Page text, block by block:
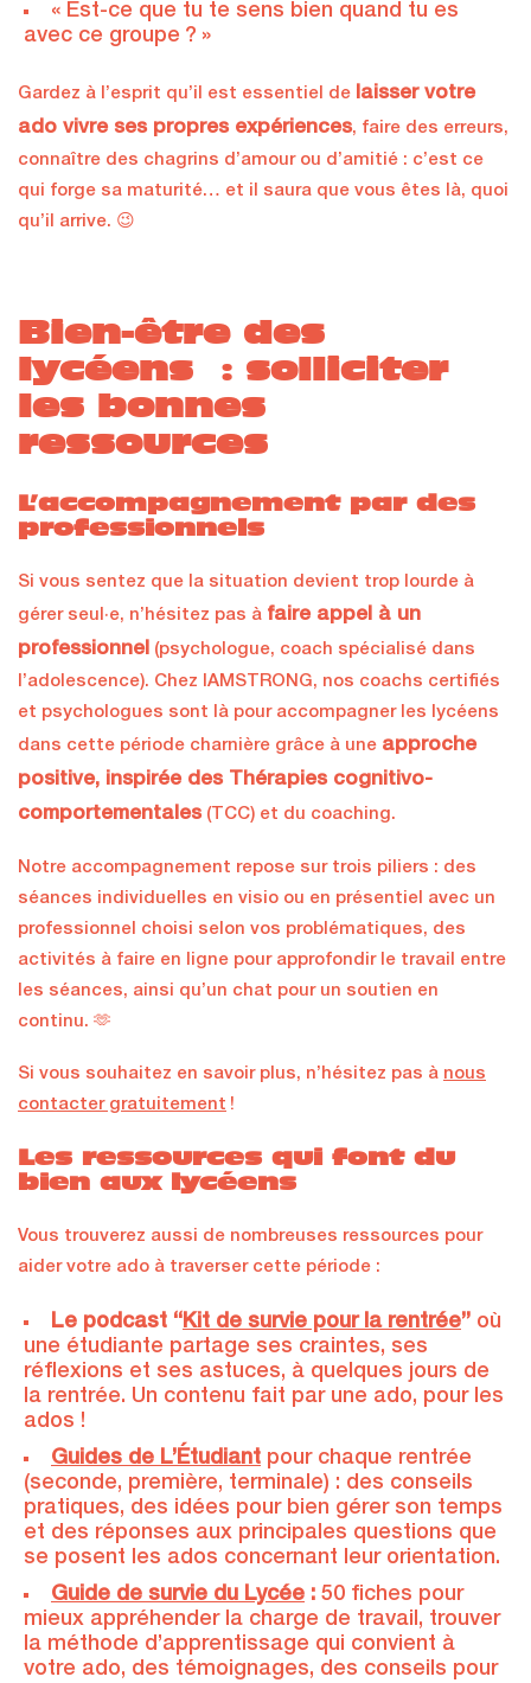
« Est-ce que tu te sens bien quand tu es
avec ce groupe ? »
Gardez à l’esprit qu’il est essentiel de laisser votre
ado vivre ses propres expériences, faire des erreurs,
connaître des chagrins d’amour ou d’amitié : c’est ce
qui forge sa maturité… et il saura que vous êtes là, quoi
qu’il arrive. 😉
Bien-être des
lycéens : solliciter
les bonnes
ressources
L’accompagnement par des
professionnels
Si vous sentez que la situation devient trop lourde à
gérer seul·e, n’hésitez pas à faire appel à un
professionnel (psychologue, coach spécialisé dans
l’adolescence). Chez IAMSTRONG, nos coachs certifiés
et psychologues sont là pour accompagner les lycéens
dans cette période charnière grâce à une approche
positive, inspirée des Thérapies cognitivo-
comportementales (TCC) et du coaching.
Notre accompagnement repose sur trois piliers : des
séances individuelles en visio ou en présentiel avec un
professionnel choisi selon vos problématiques, des
activités à faire en ligne pour approfondir le travail entre
les séances, ainsi qu’un chat pour un soutien en
continu. 🫶
Si vous souhaitez en savoir plus, n’hésitez pas à nous
contacter gratuitement !
Les ressources qui font du
bien aux lycéens
Vous trouverez aussi de nombreuses ressources pour
aider votre ado à traverser cette période :
Le podcast “Kit de survie pour la rentrée” où
une étudiante partage ses craintes, ses
réflexions et ses astuces, à quelques jours de
la rentrée. Un contenu fait par une ado, pour les
ados !
Guides de L’Étudiant pour chaque rentrée
(seconde, première, terminale) : des conseils
pratiques, des idées pour bien gérer son temps
et des réponses aux principales questions que
se posent les ados concernant leur orientation.
Guide de survie du Lycée : 50 fiches pour
mieux appréhender la charge de travail, trouver
la méthode d’apprentissage qui convient à
votre ado, des témoignages, des conseils pour